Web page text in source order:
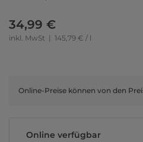
34,99 €
inkl. MwSt | 145,79 € / l
Online verfügbar